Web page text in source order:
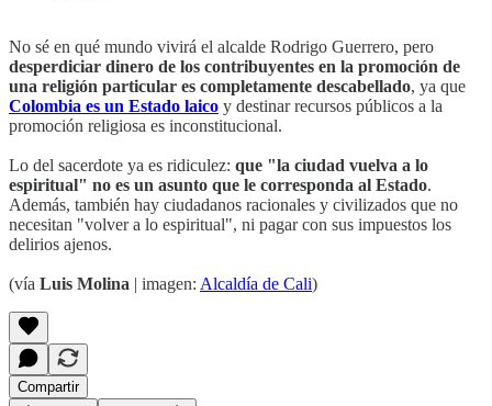
No sé en qué mundo vivirá el alcalde Rodrigo Guerrero, pero
desperdiciar dinero de los contribuyentes en la promoción de
una religión particular es completamente descabellado, ya que
Colombia es un Estado laico y destinar recursos públicos a la
promoción religiosa es inconstitucional.
Lo del sacerdote ya es ridiculez: que "la ciudad vuelva a lo
espiritual" no es un asunto que le corresponda al Estado.
Además, también hay ciudadanos racionales y civilizados que no
necesitan "volver a lo espiritual", ni pagar con sus impuestos los
delirios ajenos.
(vía Luis Molina | imagen: Alcaldía de Cali)
Compartir